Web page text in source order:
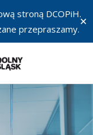
stroną DCOPiH.
przepraszamy.
✕